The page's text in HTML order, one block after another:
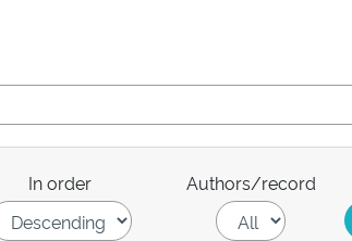
In order Authors/record